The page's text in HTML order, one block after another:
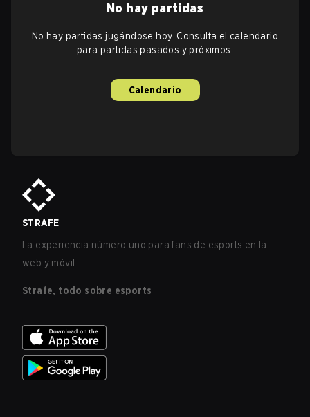
No hay partidas
No hay partidas jugándose hoy. Consulta el calendario
para partidas pasados y próximos.
Calendario
STRAFE
La experiencia número uno para fans de esports en la
web y móvil.
Strafe, todo sobre esports